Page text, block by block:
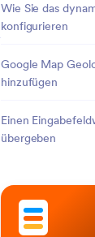
Wie Sie das
konfigurieren
Google Map
hinzufügen
Einen
übergeben